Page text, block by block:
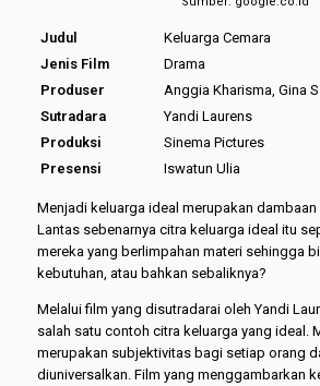
Judul
Keluarga Cemara
Jenis Film
Drama
Produser
Anggia Kharisma, Gina
Sutradara
Yandi Laurens
Produksi
Sinema Pictures
Presensi
Iswatun Ulia
Menjadi keluarga ideal merupakan dambaan
Lantas sebenarnya citra keluarga ideal itu
mereka yang berlimpahan materi sehingga
kebutuhan, atau bahkan sebaliknya?
Melalui film yang disutradarai oleh Yandi
salah satu contoh citra keluarga yang ideal.
merupakan subjektivitas bagi setiap orang
diuniversalkan. Film yang menggambarkan